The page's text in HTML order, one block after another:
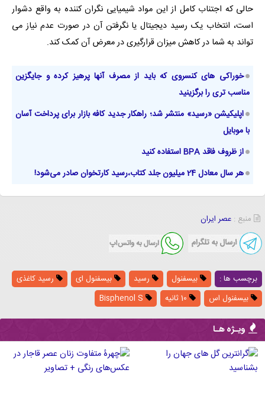
حالی که اجتناب کامل از این مواد شیمیایی نگران کننده به واقع دشوار
است، انتخاب یک رسید دیجیتال یا نگرفتن آن در صورت عدم نیاز می
تواند به شما در کاهش میزان قرارگیری در معرض آن کمک کند.
خوراکی های کنسروی که باید از مصرف آنها پرهیز کرده و جایگزین
مناسب تری را برگزینید
اپلیکیشن «رسید» منتشر شد؛ راهکار جدید کافه بازار برای پرداخت آسان
با موبایل
از ظروف فاقد BPA استفاده کنید
هر سال معادل 24 میلیون جلد کتاب،رسید کارتخوان صادر می‌شود!
منبع : عصر ایران
برچسب ها : بیسفنول رسید بیسفنول ای
رسید کاغذی
بیسفنول اس
ویـژه هـا